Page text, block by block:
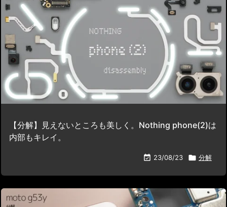
【分解】見えないところも美しく。Nothing phone(2)は
内部もキレイ。
 23/08/23  分解